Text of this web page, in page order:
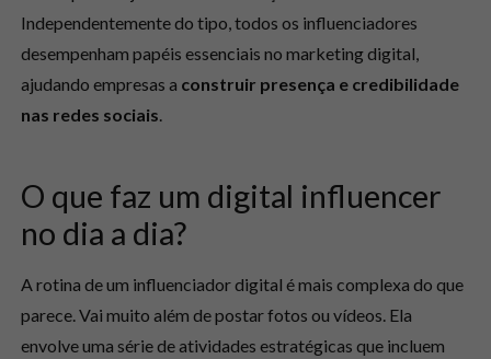
Independentemente do tipo, todos os influenciadores
desempenham papéis essenciais no marketing digital,
ajudando empresas a construir presença e credibilidade
nas redes sociais
O que faz um digital influencer
no dia a dia?
A rotina de um influenciador digital é mais complexa do que
parece. Vai muito além de postar fotos ou vídeos. Ela
envolve uma série de atividades estratégicas que incluem